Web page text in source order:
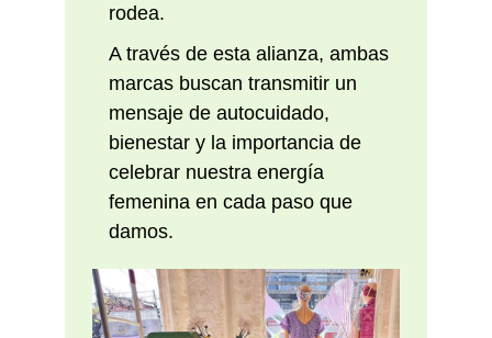
rodea.
A través de esta alianza, ambas
marcas buscan transmitir un
mensaje de autocuidado,
bienestar y la importancia de
celebrar nuestra energía
femenina en cada paso que
damos.